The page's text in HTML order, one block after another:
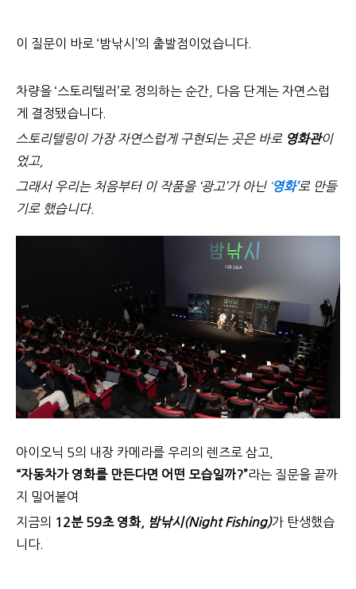
이 질문이 바로 ‘밤낚시’의 출발점이었습니다.
차량을 ‘스토리텔러’로 정의하는 순간, 다음 단계는 자연스럽
게 결정됐습니다.
스토리텔링이 가장 자연스럽게 구현되는 곳은 바로 영화관이
었고,
그래서 우리는 처음부터 이 작품을 ‘광고’가 아닌 영화’로 만들
기로 했습니다.
아이오닉 5의 내장 카메라를 우리의 렌즈로 삼고,
“자동차가 영화를 만든다면 어떤 모습일까?”라는 질문을 끝까
지 밀어붙여
지금의
12분 59초 영화, 밤낚시(Night Fishing)가 탄생했습
니다.